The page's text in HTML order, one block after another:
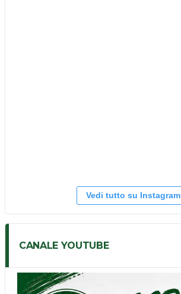
Vedi tutto su Instagram
CANALE YOUTUBE